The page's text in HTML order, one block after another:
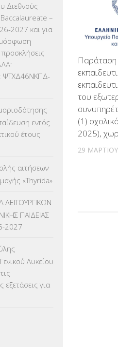
του
(1)
2025),
29
(230)
Διεθνούς
–
2027 και για
ΨΤΧΔ46ΝΚΠΔ-
εντός
έτους
αιτήσεων
«Thyrida»
ΠΑΙΔΕΙΑΣ
2027
Λυκείου
για